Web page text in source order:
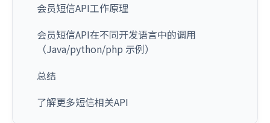
会员短信API工作原理
会员短信API在不同开发语言中的调用
（Java/python/php 示例）
总结
了解更多短信相关API